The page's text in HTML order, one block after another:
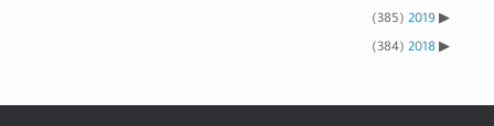
2019
(385)
2018
(384)